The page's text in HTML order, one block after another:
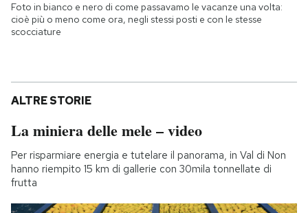
Foto in bianco e nero di come passavamo le vacanze una volta:
cioè più o meno come ora, negli stessi posti e con le stesse
scocciature
ALTRE STORIE
La miniera delle mele – video
Per risparmiare energia e tutelare il panorama, in Val di Non
hanno riempito 15 km di gallerie con 30mila tonnellate di
frutta